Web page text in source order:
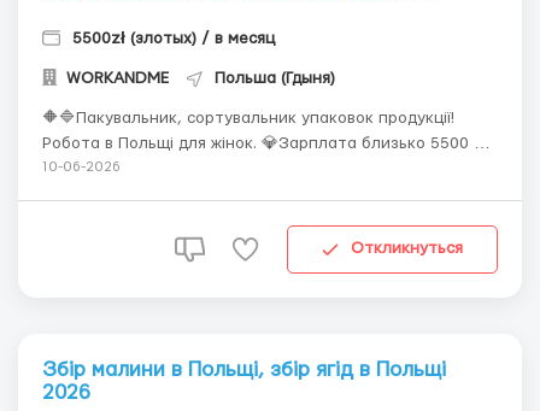
5500zł (злотых) / в месяц
WORKANDME Польша (Гдыня)
🔶🔷Пакувальник, сортувальник упаковок продукції!
Робота в Польщі для жінок. 💎Зарплата близько 5500 зл
нетто/міс. 💮Вакансія хороша, перевірена роками! 🌟
холоду, ні зайвої вологості, нормальний темп, ба...
10-06-2026
Откликнуться
Збір малини в Польщі, збір ягід в Польщі
2026